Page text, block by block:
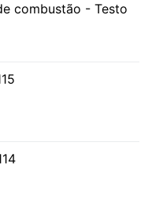
combustão - Testo